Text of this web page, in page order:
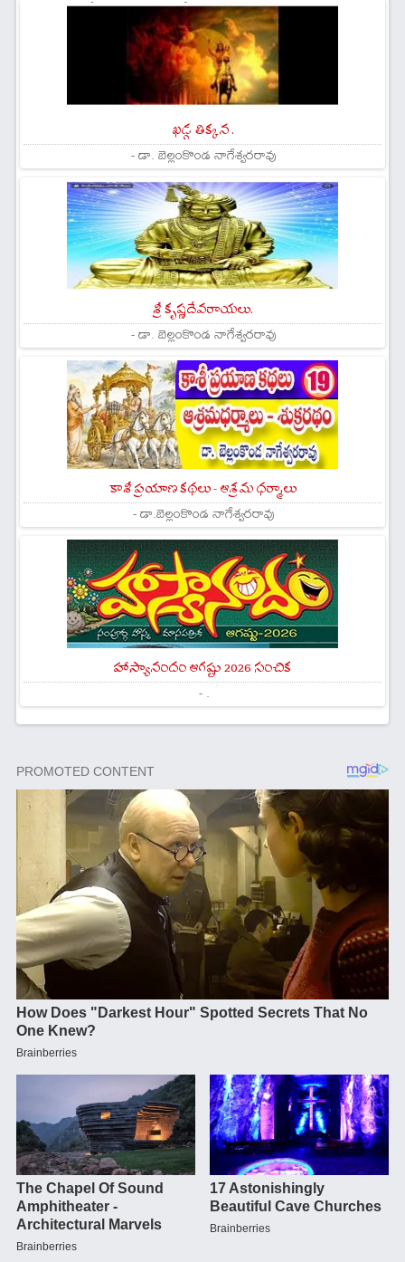
ఖడ్గ తిక్కన .
- డా. బెల్లంకొండ నాగేశ్వరరావు
శ్రీ కృష్ణదేవరాయలు.
- డా. బెల్లంకొండ నాగేశ్వరరావు
కాశీ ప్రయాణ కథలు - ఆశ్రమ ధర్మాలు
- డా.బెల్లంకొండ నాగేశ్వరరావు
హాస్యానందం ఆగష్టు 2026 సంచిక
- .